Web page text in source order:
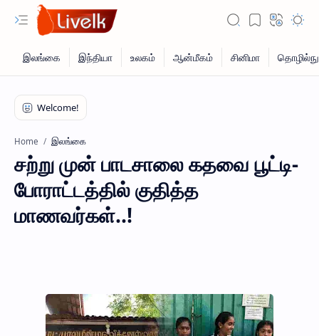
Home இலங்கை
சற்று முன் பாடசாலை கதவை பூட்டி-
போராட்டத்தில் குதித்த
மாணவர்கள்..!